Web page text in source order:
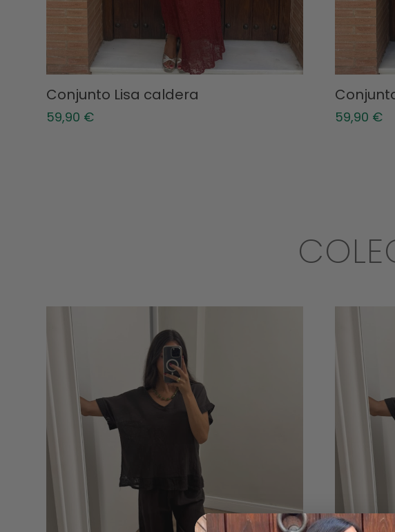
Conjunto Lisa caldera
59,90 € 59,90 €